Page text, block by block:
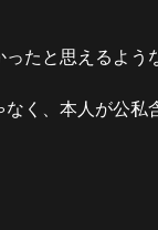
たと思えるよう
く、本人が公私